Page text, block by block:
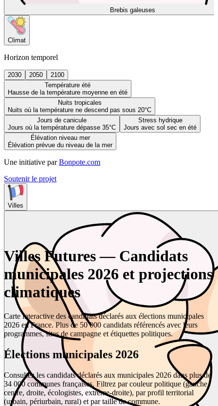
Brebis galeuses
Climat
Horizon temporel
2030 2050
2100
Température été
Hausse de la température moyenne en été
Nuits tropicales
Nuits où la température ne descend pas sous 20°C
Jours de canicule
Jours où la température dépasse 35°C
Stress hydrique
Jours avec sol sec en été
Élévation niveau mer
Élévation prévue du niveau de la mer
Une initiative par Bonpote.com
Soutenir le projet
Villes
Villes Futures — Candidats
municipales 2026 et projections
climatiques
Carte interactive des candidats déclarés aux élections municipales
2026 en France. Plus de 50 000 candidats référencés avec leurs
programmes, sites de campagne et étiquettes politiques.
Élections municipales 2026
Consultez les candidats déclarés aux municipales 2026 dans plus de
34 000 communes françaises. Filtrez par couleur politique (gauche,
centre, droite, écologistes, extrême-droite), par profil territorial
(urbain, périurbain, rural) et par taille de commune.